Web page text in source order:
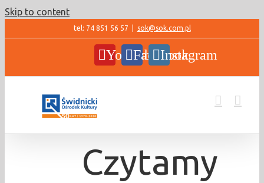
Skip to content
tel: 74 851 56 57 sok@sok.com.pl
YouTubeFacebookInstagram
Czytamy